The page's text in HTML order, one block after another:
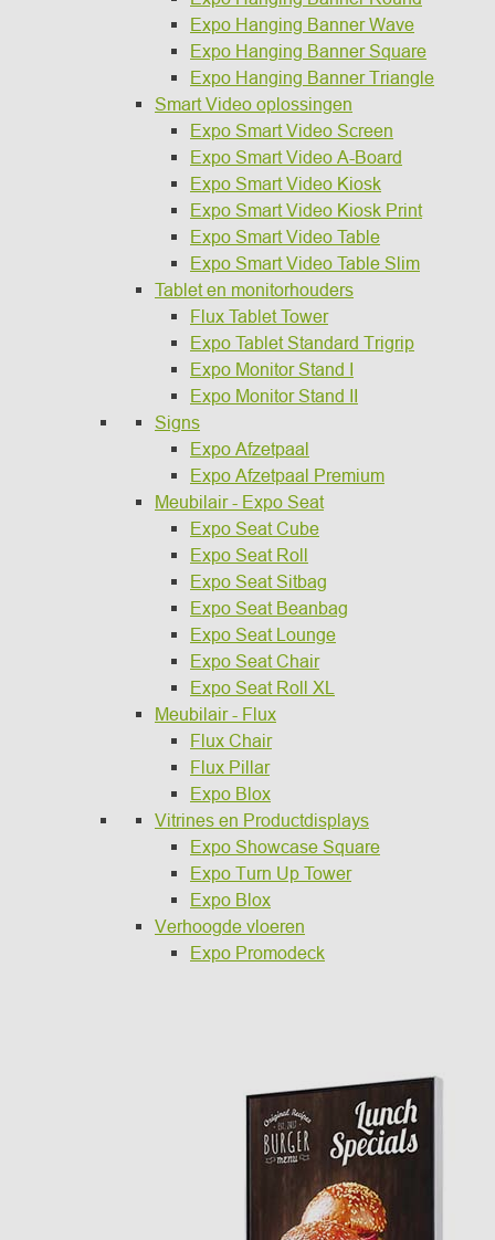
Expo Hanging Banner Wave
Expo Hanging Banner Square
Expo Hanging Banner Triangle
Smart Video oplossingen
Expo Smart Video Screen
Expo Smart Video A-Board
Expo Smart Video Kiosk
Expo Smart Video Kiosk Print
Expo Smart Video Table
Expo Smart Video Table Slim
Tablet en monitorhouders
Flux Tablet Tower
Expo Tablet Standard Trigrip
Expo Monitor Stand I
Expo Monitor Stand II
Signs
Expo Afzetpaal
Expo Afzetpaal Premium
Meubilair - Expo Seat
Expo Seat Cube
Expo Seat Roll
Expo Seat Sitbag
Expo Seat Beanbag
Expo Seat Lounge
Expo Seat Chair
Expo Seat Roll XL
Meubilair - Flux
Flux Chair
Flux Pillar
Expo Blox
Vitrines en Productdisplays
Expo Showcase Square
Expo Turn Up Tower
Expo Blox
Verhoogde vloeren
Expo Promodeck